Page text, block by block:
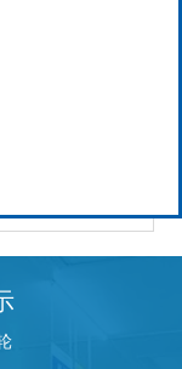
高端磨削新